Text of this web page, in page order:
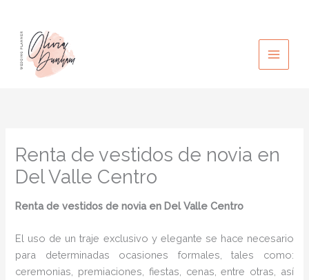
contenido
Renta de vestidos de novia en
Del Valle Centro
Renta de vestidos de novia en Del Valle Centro
El uso de un traje exclusivo y elegante se hace necesario
para determinadas ocasiones formales, tales como:
ceremonias, premiaciones, fiestas, cenas, entre otras, así